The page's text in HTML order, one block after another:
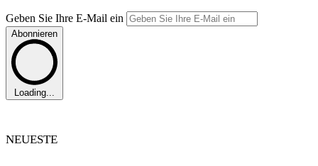
Geben Sie Ihre E-Mail ein
Abonnieren
Loading...
NEUESTE